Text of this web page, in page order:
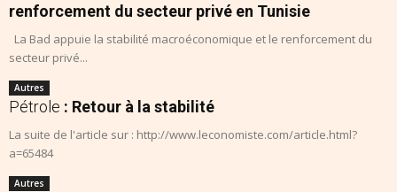
renforcement du secteur privé en Tunisie
La Bad appuie la stabilité macroéconomique et le renforcement du
secteur privé...
Autres
Pétrole : Retour à la stabilité
La suite de l'article sur : http://www.leconomiste.com/article.html?
a=65484
Autres